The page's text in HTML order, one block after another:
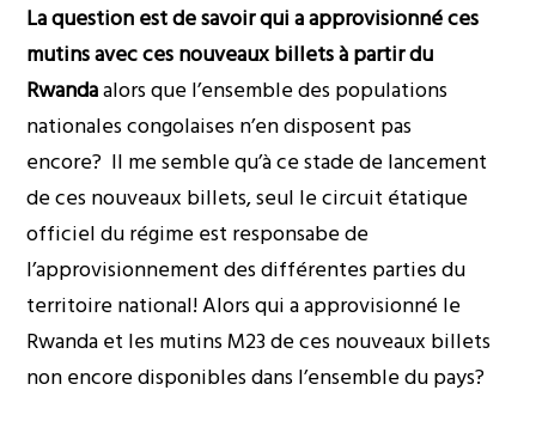
La question est de savoir qui a approvisionné ces
mutins avec ces nouveaux billets à partir du
Rwandaalors que l’ensemble des populations
nationales congolaises n’en disposent pas
encore? Il me semble qu’à ce stade de lancement
de ces nouveaux billets, seul le circuit étatique
officiel du régime est responsabe de
l’approvisionnement des différentes parties du
territoire national! Alors qui a approvisionné le
Rwanda et les mutins M23 de ces nouveaux billets
non encore disponibles dans l’ensemble du pays?